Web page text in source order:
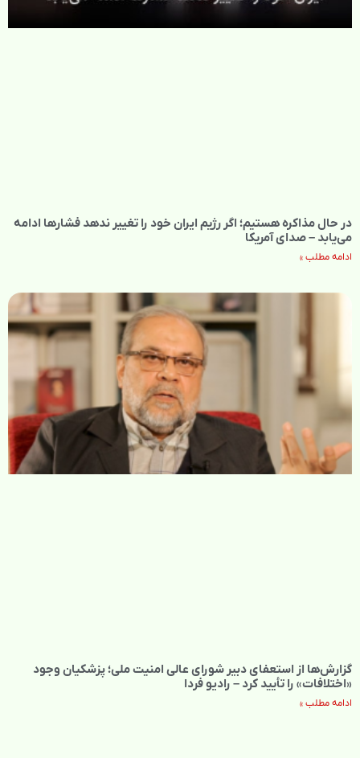
در حال مذاکره هستیم؛ اگر رژیم ایران خود را تغییر ندهد فشارها ادامه
می‌یابد – صدای آمریکا
ادامه مطلب »
گزارش‌ها از استعفای دبیر شورای عالی امنیت ملی؛ پزشکیان وجود
«اختلافات» را تأیید کرد – رادیو فردا
ادامه مطلب »